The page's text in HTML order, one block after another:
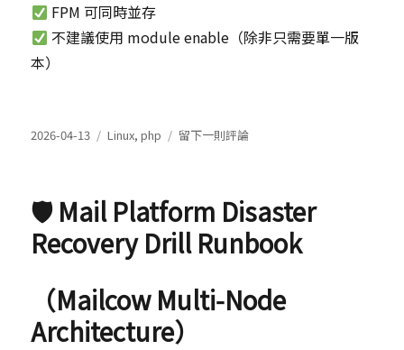
FPM 可同時並存
不建議使用 module enable（除非只需要單一版
本）
發
2026-04-13
分
Linux,php 留下一則評論在
裝
多
版
PHP
及
🛡 Mail Platform Disaster
Recovery Drill Runbook
（Mailcow Multi‑Node
Architecture）